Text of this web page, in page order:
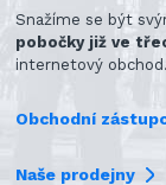
Snažíme se být
pobočky již ve
internetový obchod.
Obchodní
Naše prodejny